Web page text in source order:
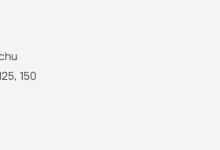
150
oraz wsparcie w zakresie doradztwa
+48 732 227 686
07:00 - 15:00